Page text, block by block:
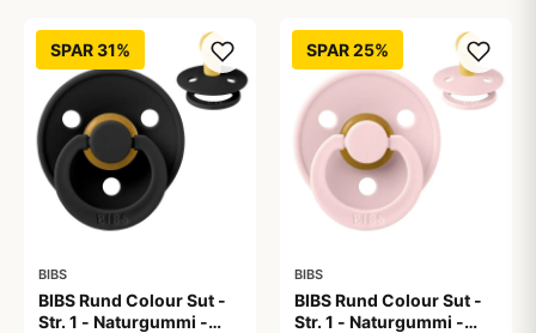
SPAR 31%
BIBS
BIBS Rund Colour Sut -
Str. 1 - Naturgummi -
SPAR 25%
BIBS
BIBS Rund Colour Sut -
Str. 1 - Naturgummi -